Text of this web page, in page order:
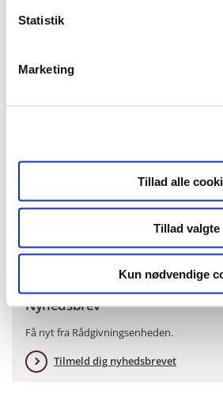
Statistik
Marketing
Tillad alle
Tillad valgte
Kun nødvendige
Fredag kl. 10.00-15.00.
Skriv til Rådgivningsenheden.
Gå til login
Opret dig som bruger
Nyhedsbrev
Få nyt fra Rådgivningsenheden.
Tilmeld dig nyhedsbrevet